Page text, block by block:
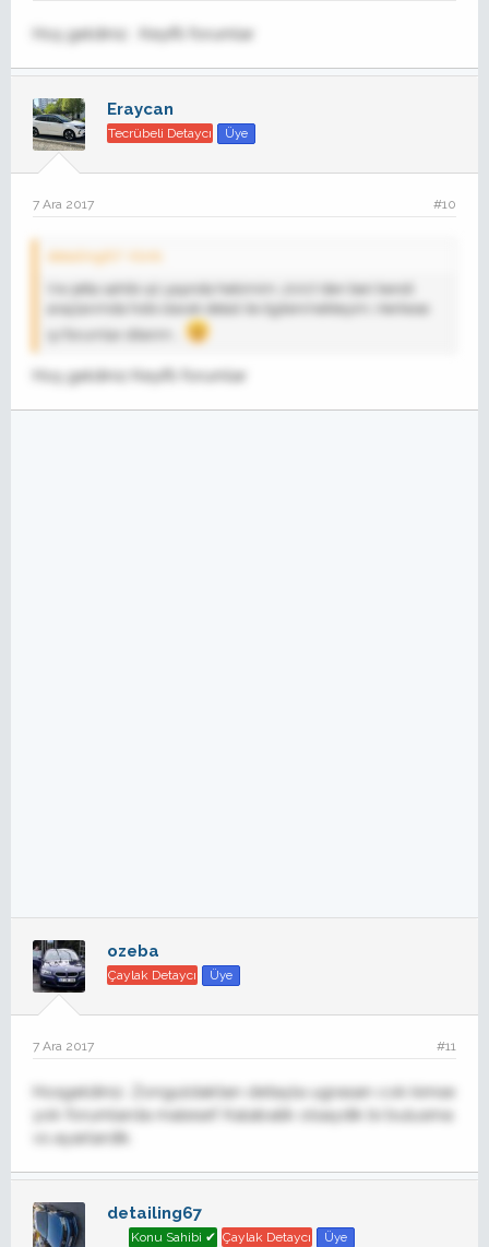
Hoş geldiniz . Keyifli forumlar
Eraycan
Tecrübeli Detaycı Üye
7 Ara 2017 #10
detailing67' Alıntı:
Vw jetta sahibi 42 yaşında hekimim..2007 den beri kendi
araçlarımda hobi olarak detail ile ilgilenmekteyim..Herkese
iyi forumlar dilerim ..
Hoş geldiniz Keyifli forumlar
ozeba
Çaylak Detaycı Üye
7 Ara 2017 #11
Hosgeldiniz. Zonguldaktan detayla ugrasan cok kimse
yok forumlarda malesef. Kalabalik olsaydik bi bulusma
vs ayarlardik.
detailing67
Konu Sahibi ✔ Çaylak Detaycı Üye